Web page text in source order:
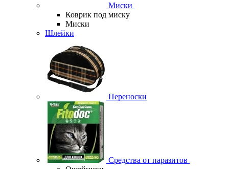
Миски
Коврик под миску
Миски
Шлейки
Переноски
Средства от паразитов